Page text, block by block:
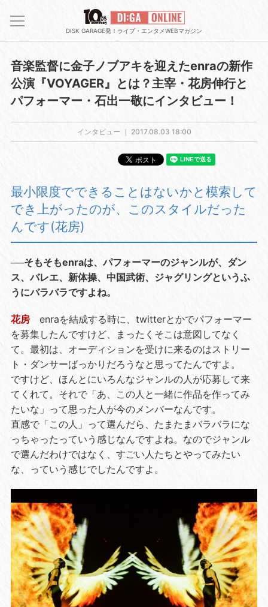
DISK GARAGE発！ライブ・エンタメWEBマガジン
音楽監督に金子ノブアキを迎えたenraの新作
公演『VOYAGER』とは？主宰・花房伸行と
パフォーマー・石出一敬にインタビュー！
インタビュー ｜ 2017.08.03 18:00
最小限度でできることはないかと模索して
でき上がったのが、このスタイルだった
んです(花房)
──そもそもenraは、パフォーマーのジャンルが、ダン
ス、バレエ、新体操、中国武術、ジャグリングというふ
うにバラバラですよね。
花房enraを結成する時に、twitterとかでパフォーマー
を募集したんですけど、まったくそこは意図してなく
て。最初は、オーディションを受けに来るのはストリー
ト・ダンサーばっかりだろうなと思ってたんですよ。
ですけど、ほんとにいろんなジャンルの人が応募して来
てくれて。それで「あ、この人と一緒に作品を作ってみ
たいな」って思った人が今のメンバーなんです。
直感で「この人」って選んだら、たまたまバラバラにな
っちゃったっていう感じなんですよね。なのでジャンル
で選んだわけではなく、すごい人たちとやってみたい
な、っていう感じでしたんですよ。